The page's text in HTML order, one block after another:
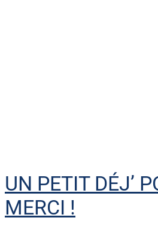
UN PETIT DÉJ’
MERCI !